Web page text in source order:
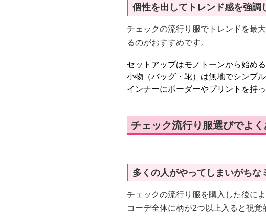
個性を出してトレンド感を強調
チェックの流行り服でトレンドを最
るのがおすすめです。
セットアップはモノトーンから始め
小物（バッグ・靴）は無地でシンプ
インナーにボーダーやプリントを持
チェック流行り服選びでよ
多くの人がやってしまいがちな
チェックの流行り服を購入した後に
コーデ全体に柄が2つ以上入ると視覚